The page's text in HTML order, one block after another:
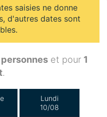
saisies ne donne
d'autres dates sont
personnes et pour 1
.
Lundi
10/08